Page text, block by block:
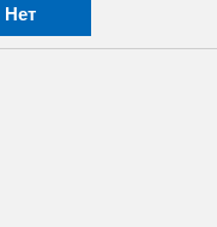
Нет